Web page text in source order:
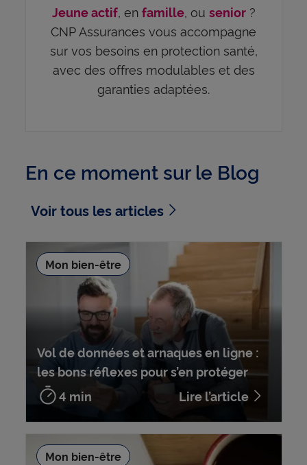
Jeune actif, en famille, ou senior?
CNP Assurances vous accompagne
sur vos besoins en protection santé,
avec des offres modulables et des
garanties adaptées.
En ce moment sur le Blog
Voir tous les articles
Vol de données et arnaques en ligne :
les bons réflexes pour s’en protéger
4 min
Lire l’article
Mon bien-être
Mon bien-être